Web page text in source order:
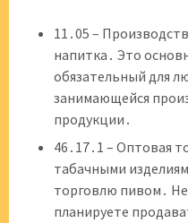
11․05 –
напитка․ Это
обязательный для
занимающейся
продукции․
46․17․1 – Оптовая
табачными
торговлю пивом․
планируете